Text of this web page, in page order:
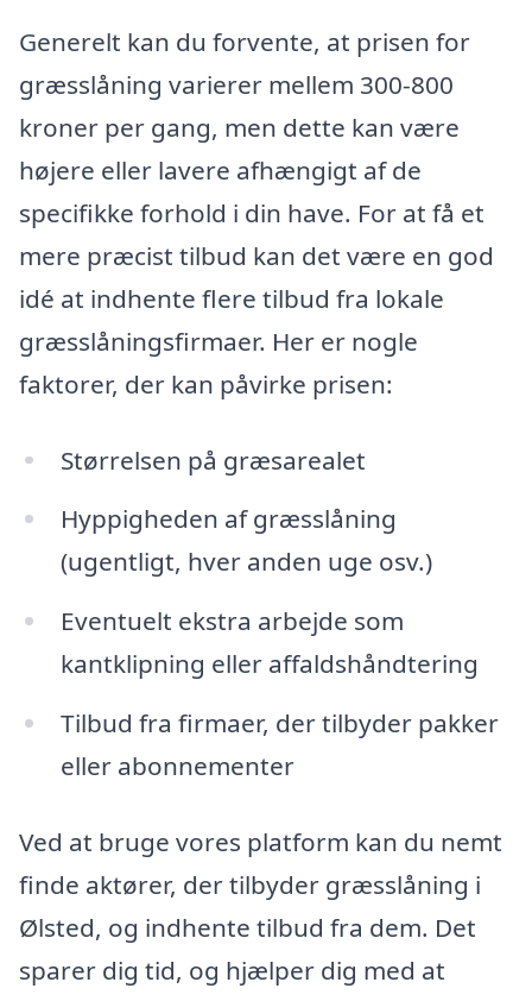
Generelt kan du forvente, at prisen for
græsslåning varierer mellem 300-800
kroner per gang, men dette kan være
højere eller lavere afhængigt af de
specifikke forhold i din have. For at få et
mere præcist tilbud kan det være en god
idé at indhente flere tilbud fra lokale
græsslåningsfirmaer. Her er nogle
faktorer, der kan påvirke prisen:
Størrelsen på græsarealet
Hyppigheden af græsslåning
(ugentligt, hver anden uge osv.)
Eventuelt ekstra arbejde som
kantklipning eller affaldshåndtering
Tilbud fra firmaer, der tilbyder pakker
eller abonnementer
Ved at bruge vores platform kan du nemt
finde aktører, der tilbyder græsslåning i
Ølsted, og indhente tilbud fra dem. Det
sparer dig tid, og hjælper dig med at